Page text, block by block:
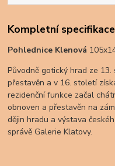
Kompletní specifikace
Pohlednice Klenová
Původně gotický hrad ze
přestavěn a v 16. století
rezidenční funkce začal
obnoven a přestavěn na
dějin hradu a výstava
správě Galerie Klatovy.